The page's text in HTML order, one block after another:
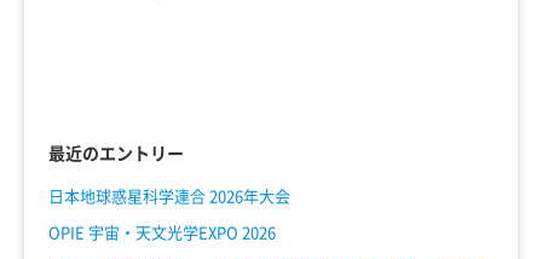
最近のエントリー
日本地球惑星科学連合 2026年大会
OPIE 宇宙・天文光学EXPO 2026